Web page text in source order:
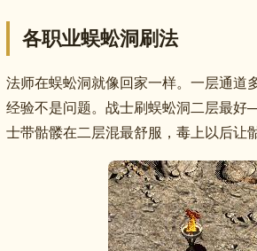
各职业蜈蚣洞刷法
法师在蜈蚣洞就像回家一样。一层通道
经验不是问题。战士刷蜈蚣洞二层最
士带骷髅在二层混最舒服，毒上以后让